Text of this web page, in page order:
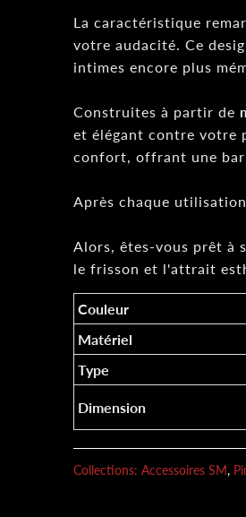
La caractéristique
votre audacité. Ce
intimes encore plus
Construites à partir de
et élégant contre votre
confort, offrant une
Après chaque
Alors, êtes-vous prêt à
le frisson et l'attrait
Couleur
Matériel
Type
Dimension
Collections: Accessoires SM,